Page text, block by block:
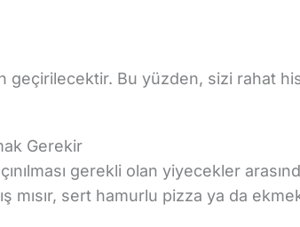
geçirilecektir. Bu yüzden, sizi rahat
Gerekir
gerekli olan yiyecekler
sert hamurlu pizza ya da